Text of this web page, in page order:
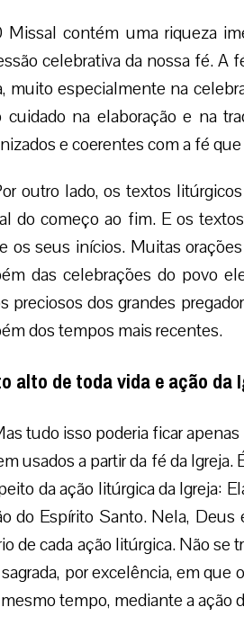
Missal contém uma riqueza
celebrativa da nossa fé. A
muito especialmente na
cuidado na elaboração e na
e coerentes com a fé
outro lado, os textos
do começo ao fim. E os
os seus inícios. Muitas
das celebrações do povo
preciosos dos grandes
dos tempos mais recentes.
alto de toda vida e ação da
tudo isso poderia ficar
usados a partir da fé da
da ação litúrgica da Igreja:
do Espírito Santo. Nela,
de cada ação litúrgica. Não se
por excelência, em que
tempo, mediante a ação